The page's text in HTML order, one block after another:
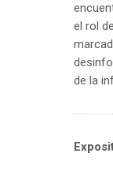
el rol
de la